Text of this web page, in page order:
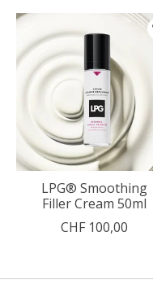
LPG® Smoothing
Filler Cream 50ml
CHF 100,00